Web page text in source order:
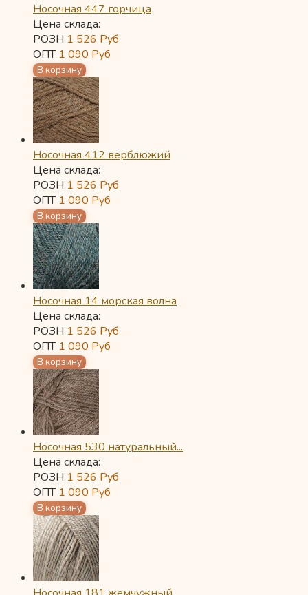
Носочная 447 горчица
Цена склада:
РОЗН 1 526 Руб
ОПТ 1 090 Руб
Носочная 412 верблюжий
Цена склада:
РОЗН 1 526 Руб
ОПТ 1 090 Руб
Носочная 14 морская волна
Цена склада:
РОЗН 1 526 Руб
ОПТ 1 090 Руб
Носочная 530 натуральный...
Цена склада:
РОЗН 1 526 Руб
ОПТ 1 090 Руб